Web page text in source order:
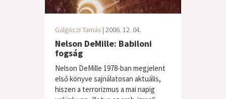
Galgóczi Tamás | 2006. 12. 04.
Nelson DeMille: Babiloni
fogság
Nelson DeMille 1978-ban megjelent
első könyve sajnálatosan aktuális,
hiszen a terrorizmus a mai napig